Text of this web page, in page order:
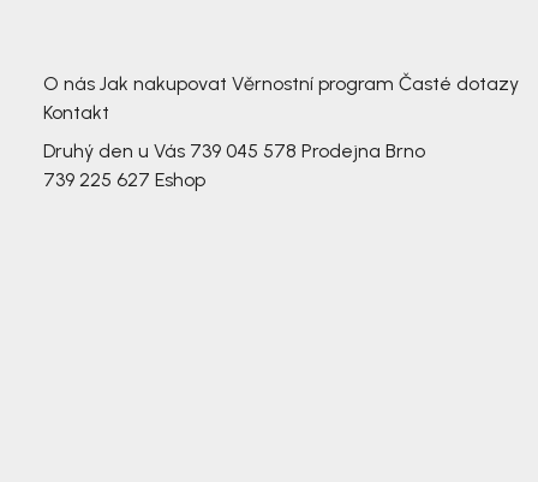
O nás Jak nakupovat Věrnostní program Časté dotazy
Kontakt
Druhý den u Vás 739 045 578 Prodejna Brno
739 225 627 Eshop